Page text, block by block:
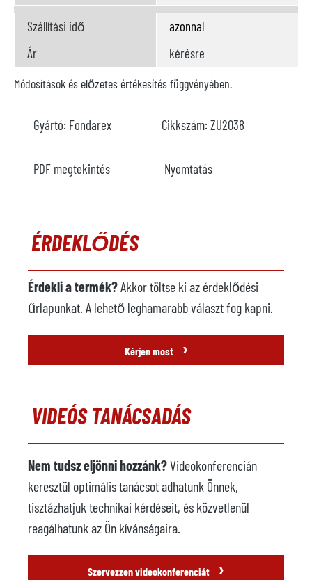
Szállítási idő
azonnal
Ár
kérésre
Módosítások és előzetes értékesítés függvényében.
Gyártó: Fondarex Cikkszám: ZU2038
PDF megtekintés Nyomtatás
ÉRDEKLŐDÉS
Érdekli a termék?Akkor töltse ki az érdeklődési
űrlapunkat. A lehető leghamarabb választ fog kapni.
Kérjen most ›
VIDEÓS TANÁCSADÁS
Nem tudsz eljönni hozzánk?Videokonferencián
keresztül optimális tanácsot adhatunk Önnek,
tisztázhatjuk technikai kérdéseit, és közvetlenül
reagálhatunk az Ön kívánságaira.
Szervezzen videokonferenciát ›